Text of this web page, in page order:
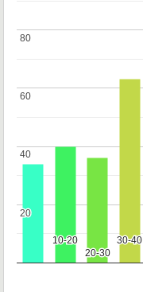
10-20
10-20
20-30
20-30
30-40
30-40
20
20
40
40
60
60
80
80